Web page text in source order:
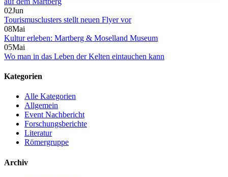
02Jun
Tourismusclusters stellt neuen Flyer vor
08Mai
Kultur erleben: Martberg & Moselland Museum
05Mai
Wo man in das Leben der Kelten eintauchen kann
Kategorien
Alle Kategorien
Allgemein
Event Nachbericht
Forschungsberichte
Literatur
Römergruppe
Archiv